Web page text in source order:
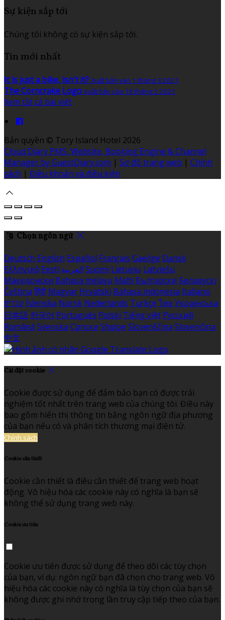
Sự kiện sắp tới
Chúng tôi không có sự kiện sắp tới.
Tin mới nhất
It is just a bike, isn't it? Xuất bản vào 1 tháng 3 2021
The Corncrake Logo Xuất bản vào 18 tháng 2 2021
Xem tất cả bài viết
Bản quyền © Tory Island Hotel 2026
Cloud Diary PMS, Website, Booking Engine & Channel
Manager by GuestDiary.com | Sơ đồ trang web | Chính
sách | Điều khoản và điều kiện
Chọn ngôn ngữ
Deutsch English Español Français Gaeilge Dansk
Ελληνικά Eesti العربية Suomi Lietuvių Latviešu
Македонски Bahasa melayu Malti Български Беларускі
Čeština हिंदी Magyar Hrvatski Bahasa indonesia Italiano
עברית Íslenska Norsk Nederlands Türkçe ไทย Українська
日本語 한국어 Português Polski Tiếng việt Русский
Română Svenska Српски Shqipe Slovenščina Slovenčina
中文
Cài đặt cookie
Cookie được sử dụng để đảm bảo bạn có được trải
nghiệm tốt nhất trên trang web của chúng tôi. Điều này
bao gồm hiển thị thông tin bằng ngôn ngữ địa phương
của bạn nếu có và phân tích thương mại điện tử.
Chính sách
Cookie cần thiết
Cookie cần thiết là điều cần thiết để trang web hoạt
động. Vô hiệu hóa các cookie này có nghĩa là bạn sẽ
không thể sử dụng trang web này.
Cookie ưu tiên
Cookie ưu tiên được sử dụng để theo dõi các tùy chọn
của bạn, ví dụ: ngôn ngữ bạn đã chọn cho trang web. Vô
hiệu hóa các cookie này có nghĩa là tùy chọn của bạn sẽ
không được ghi nhớ trong lần truy cập tiếp theo của bạn.